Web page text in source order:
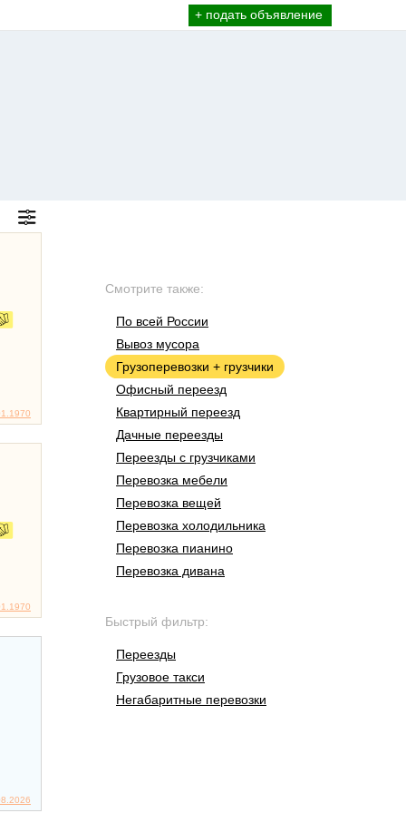
+ подать объявление
Смотрите также:
По всей России
Вывоз мусора
Грузоперевозки + грузчики
Офисный переезд
Квартирный переезд
Дачные переезды
Переезды с грузчиками
Перевозка мебели
Перевозка вещей
Перевозка холодильника
Перевозка пианино
Перевозка дивана
Быстрый фильтр:
Переезды
Грузовое такси
Негабаритные перевозки